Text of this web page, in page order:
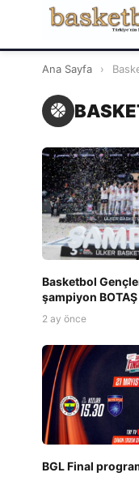
Ana Sayfa ›
Basketbol
şampiyon BOTAŞ
2 ay önce
BGL Final